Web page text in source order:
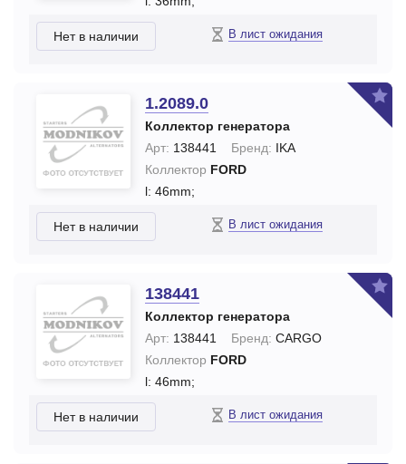
Нет в наличии В лист ожидания
1.2089.0
Коллектор генератора
Арт: 138441 Бренд: IKA
Коллектор FORD
l: 46mm;
Нет в наличии В лист ожидания
138441
Коллектор генератора
Арт: 138441 Бренд: CARGO
Коллектор FORD
l: 46mm;
Нет в наличии В лист ожидания